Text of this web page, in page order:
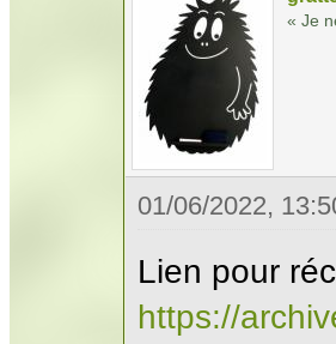
« Je
01/06/2022,
Lien pour
https://